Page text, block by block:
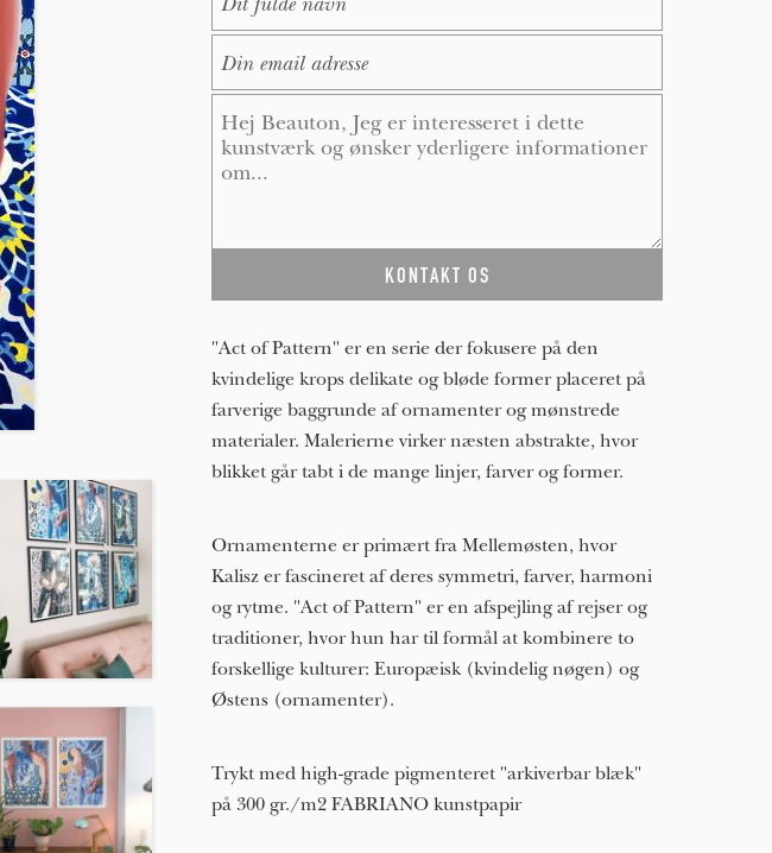
"Act of Pattern" er en serie der fokusere på den
kvindelige krops delikate og bløde former placeret på
farverige baggrunde af ornamenter og mønstrede
materialer. Malerierne virker næsten abstrakte, hvor
blikket går tabt i de mange linjer, farver og former.
Ornamenterne er primært fra Mellemøsten, hvor
Kalisz er fascineret af deres symmetri, farver, harmoni
og rytme. "Act of Pattern" er en afspejling af rejser og
traditioner, hvor hun har til formål at kombinere to
forskellige kulturer: Europæisk (kvindelig nøgen) og
Østens (ornamenter).
Trykt med high-grade pigmenteret "arkiverbar blæk"
på 300 gr./m2 FABRIANO kunstpapir